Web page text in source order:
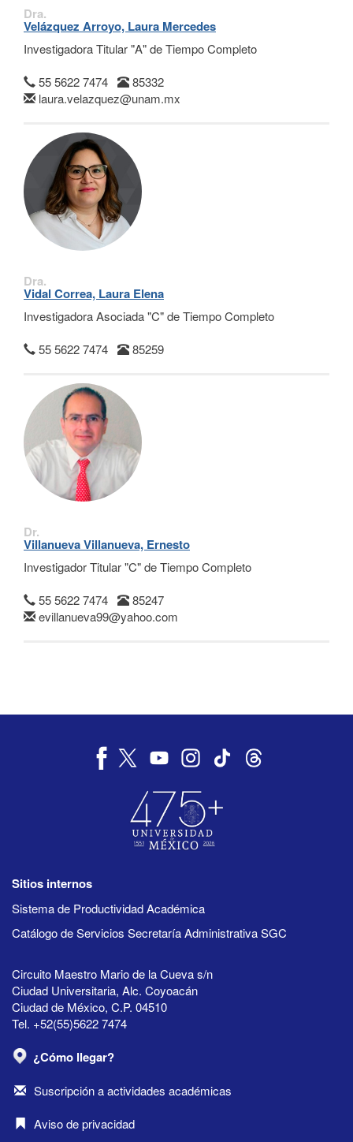
Dra.
Velázquez Arroyo, Laura Mercedes
Investigadora Titular "A" de Tiempo Completo
55 5622 7474
85332
laura.velazquez@unam.mx
Dra.
Vidal Correa, Laura Elena
Investigadora Asociada "C" de Tiempo Completo
55 5622 7474
85259
Dr.
Villanueva Villanueva, Ernesto
Investigador Titular "C" de Tiempo Completo
55 5622 7474
85247
evillanueva99@yahoo.com
Sitios internos
Sistema de Productividad Académica
Catálogo de Servicios Secretaría Administrativa SGC
Circuito Maestro Mario de la Cueva s/n
Ciudad Universitaria, Alc. Coyoacán
Ciudad de México, C.P. 04510
Tel. +52(55)5622 7474
¿Cómo llegar?
Suscripción a actividades académicas
Aviso de privacidad